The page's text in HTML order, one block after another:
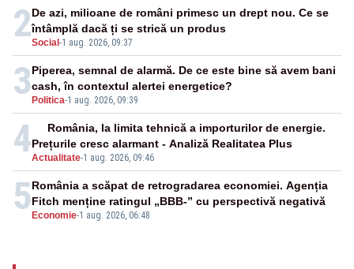
2Social -1 aug. 2026, 09:37
De azi, milioane de români primesc un drept nou. Ce se
întâmplă dacă ți se strică un produs
3 Politica-1 aug. 2026, 09:39
Piperea, semnal de alarmă. De ce este bine să avem bani
cash, în contextul alertei energetice?
4Actualitate-1 aug. 2026, 09:46
România, la limita tehnică a importurilor de energie.
Prețurile cresc alarmant - Analiză Realitatea Plus
5 Economie-1 aug. 2026, 06:48
România a scăpat de retrogradarea economiei. Agenția
Fitch menține ratingul „BBB-” cu perspectivă negativă